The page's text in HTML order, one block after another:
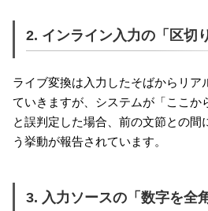
2. インライン入力の「区切
ライブ変換は入力したそばからリア
ていきますが、システムが「ここか
と誤判定した場合、前の文節との間
う挙動が報告されています。
3. 入力ソースの「数字を全